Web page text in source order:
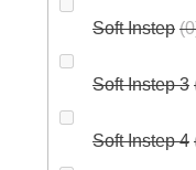
Soft Instep 0
Soft Instep 3
Soft Instep 4